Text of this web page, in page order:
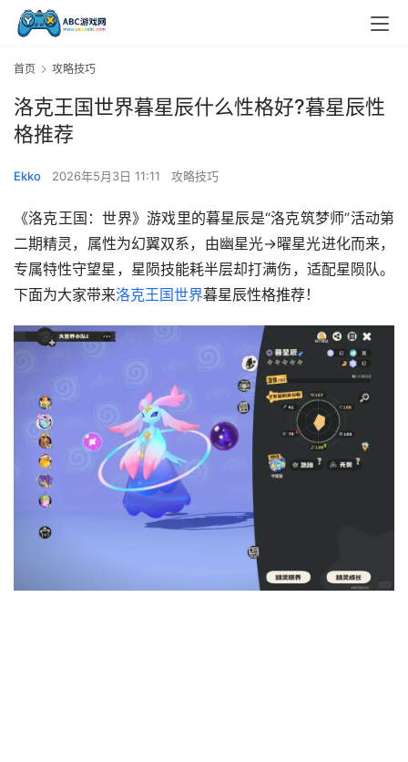
首页 攻略技巧
洛克王国世界暮星辰什么性格好?暮星辰性
格推荐
Ekko 2026年5月3日 11:11 攻略技巧
《洛克王国：世界》游戏里的暮星辰是“洛克筑梦师”活动第
二期精灵，属性为幻翼双系，由幽星光→曜星光进化而来，
专属特性守望星，星陨技能耗半层却打满伤，适配星陨队。
下面为大家带来洛克王国世界暮星辰性格推荐！